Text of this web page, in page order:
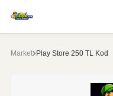
Market Play Store 250 TL Kod